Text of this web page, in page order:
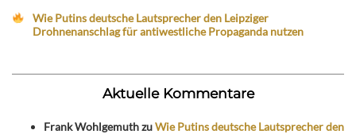
Wie Putins deutsche Lautsprecher den Leipziger
Drohnenanschlag für antiwestliche Propaganda nutzen
Aktuelle Kommentare
Frank WohlgemuthzuWie Putins deutsche Lautsprecher den